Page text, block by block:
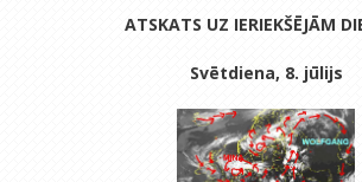
ATSKATS UZ IERIEKŠĒJĀM
Svētdiena, 8. jūlijs